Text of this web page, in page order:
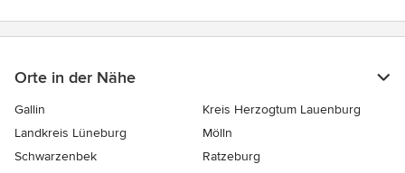
Orte in der Nähe
Gallin
Kreis Herzogtum Lauenburg
Landkreis Lüneburg
Mölln
Schwarzenbek
Ratzeburg